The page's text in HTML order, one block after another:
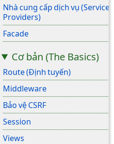
Nhà cung cấp dịch vụ (Service
Providers)
Facade
Cơ bản (The Basics)
Route (Định tuyến)
Middleware
Bảo vệ CSRF
Session
Views